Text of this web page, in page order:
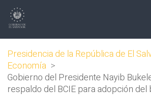
Presidencia de la República de El
Economía >
Gobierno del Presidente Nayib
respaldo del BCIE para adopción del